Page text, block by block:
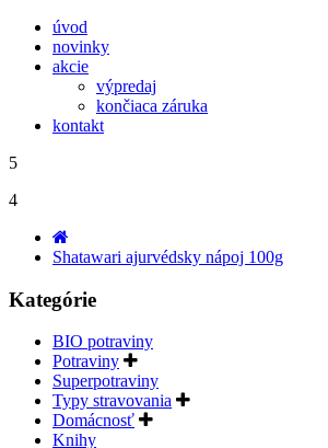
úvod
novinky
akcie
výpredaj
končiaca záruka
kontakt
5
4
Shatawari ajurvédsky nápoj 100g
Kategórie
BIO potraviny
Potraviny
Superpotraviny
Typy stravovania
Domácnosť
Knihy